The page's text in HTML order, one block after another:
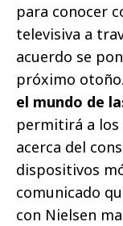
para conocer
televisiva a
acuerdo se
próximo
el mundo de
permitirá a los
acerca del
dispositivos
comunicado
con Nielsen